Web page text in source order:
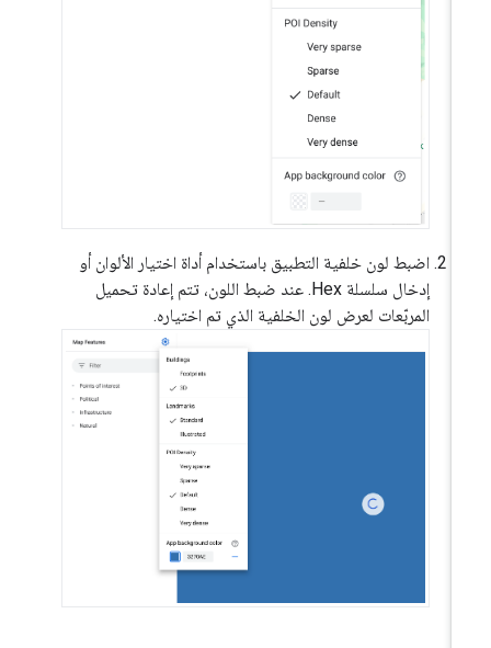
اضبط لون خلفية التطبيق باستخدام أداة اختيار الألوان أو
إدخال سلسلة Hex. عند ضبط اللون، تتم إعادة تحميل
المربّعات لعرض لون الخلفية الذي تم اختياره.